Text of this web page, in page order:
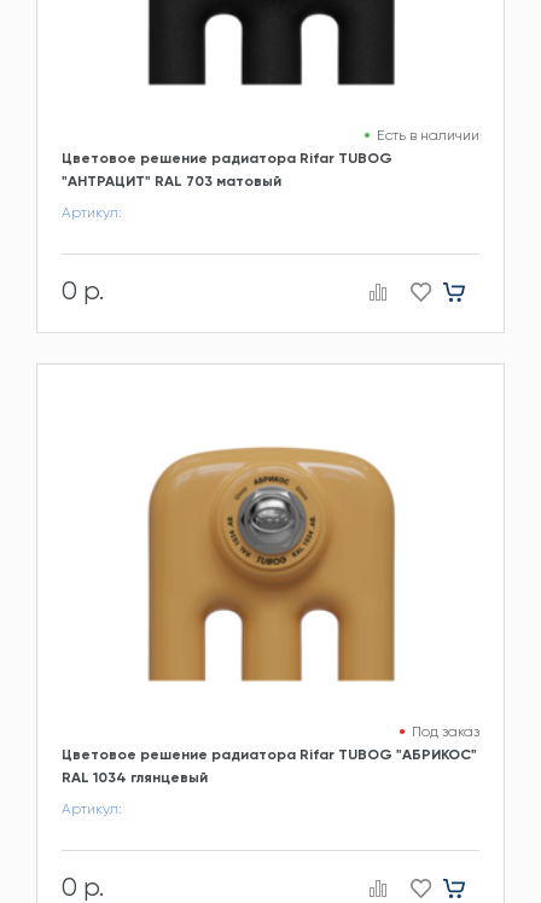
Есть в наличии
Цветовое решение радиатора Rifar TUBOG
"АНТРАЦИТ" RAL 703 матовый
Артикул:
0 р.
Под заказ
Цветовое решение радиатора Rifar TUBOG "АБРИКОС"
RAL 1034 глянцевый
Артикул:
0 р.